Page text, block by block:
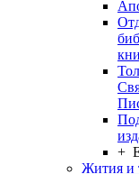
+
Жития и